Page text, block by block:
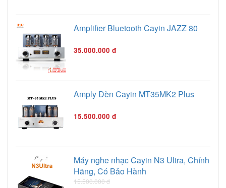
Amplifier Bluetooth Cayin JAZZ 80
35.000.000 đ
Amply Đèn Cayin MT35MK2 Plus
15.500.000 đ
Máy nghe nhạc Cayin N3 Ultra, Chính
Hãng, Có Bảo Hành
15.500.000 đ